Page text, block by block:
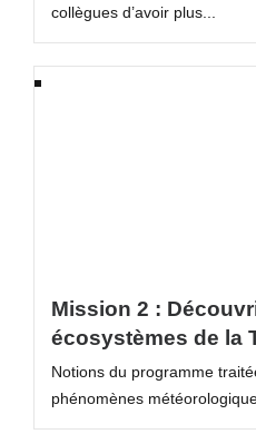
collègues d’avoir plus...
Mission 2 :
écosystèmes de la
Notions du programme
phénomènes